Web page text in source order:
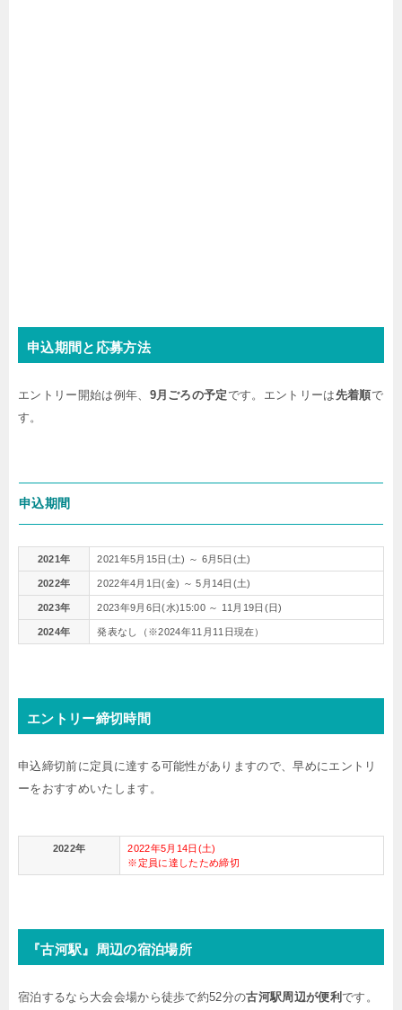
申込期間と応募方法
エントリー開始は例年、 9月ごろの予定です。エントリーは先着順で
す。
申込期間
2021年 2021年5月15日(土) ～ 6月5日(土)
2022年 2022年4月1日(金) ～ 5月14日(土)
2023年 2023年9月6日(水)15:00 ～ 11月19日(日)
2024年 発表なし（※2024年11月11日現在）
エントリー締切時間
申込締切前に定員に達する可能性がありますので、早めにエントリ
ーをおすすめいたします。
2022年
2022年5月14日(土)
※定員に達したため締切
『古河駅』周辺の宿泊場所
宿泊するなら大会会場から徒歩で約52分の古河駅周辺が便利 です。